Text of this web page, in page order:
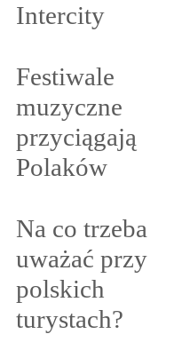
Intercity
Festiwale
muzyczne
przyciągają
Polaków
Na co trzeba
uważać przy
polskich
turystach?